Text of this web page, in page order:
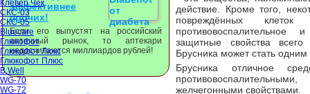
Клевер Чек
СКС-03
СКС-05
Bluecare
Глюкофот
Глюкофот Люкс
Глюкофот Плюс
B.Well
WG-70
WG-72
эффективнее
прочих!
Если его выпустят на российский
аптечный рынок, то аптекари
недосчитаются миллиардов рублей!
действие. Кроме того,
повреждённых
защитные свойства
Брусника может стать
Брусника отличное
желчегонными свойствами.